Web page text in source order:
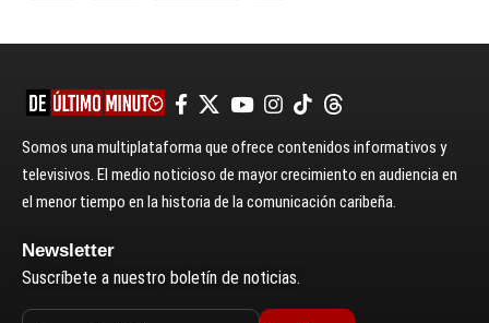
Somos una multiplataforma que ofrece contenidos informativos y
televisivos. El medio noticioso de mayor crecimiento en audiencia en
el menor tiempo en la historia de la comunicación caribeña.
Newsletter
Suscríbete a nuestro boletín de noticias.